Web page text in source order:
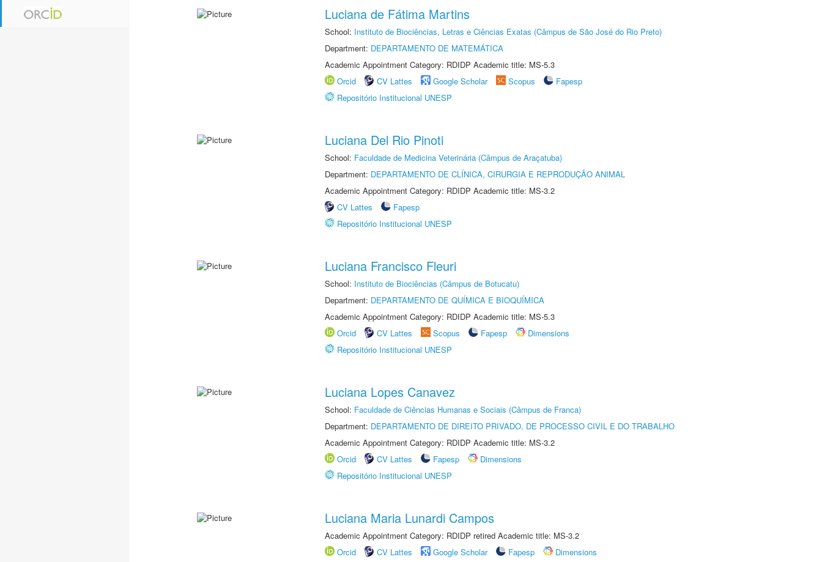
Luciana de Fátima Martins
School: Instituto de Biociências, Letras e Ciências Exatas (Câmpus de São José do Rio Preto)
Department: DEPARTAMENTO DE MATEMÁTICA
Academic Appointment Category: RDIDP Academic title: MS-5.3
Orcid
CV Lattes Google Scholar Scopus
Fapesp
Repositório Institucional UNESP
Luciana Del Rio Pinoti
School: Faculdade de Medicina Veterinária (Câmpus de Araçatuba)
Department: DEPARTAMENTO DE CLÍNICA, CIRURGIA E REPRODUÇÃO ANIMAL
Academic Appointment Category: RDIDP Academic title: MS-3.2
CV Lattes
Fapesp
Repositório Institucional UNESP
Luciana Francisco Fleuri
School: Instituto de Biociências (Câmpus de Botucatu)
Department: DEPARTAMENTO DE QUÍMICA E BIOQUÍMICA
Academic Appointment Category: RDIDP Academic title: MS-5.3
Orcid
CV Lattes Scopus Fapesp
Dimensions
Repositório Institucional UNESP
Luciana Lopes Canavez
School: Faculdade de Ciências Humanas e Sociais (Câmpus de Franca)
Department: DEPARTAMENTO DE DIREITO PRIVADO, DE PROCESSO CIVIL E DO TRABALHO
Academic Appointment Category: RDIDP Academic title: MS-3.2
Orcid
CV Lattes Fapesp
Dimensions
Repositório Institucional UNESP
Luciana Maria Lunardi Campos
Academic Appointment Category: RDIDP retired Academic title: MS-3.2
Orcid
CV Lattes Google Scholar Fapesp
Dimensions